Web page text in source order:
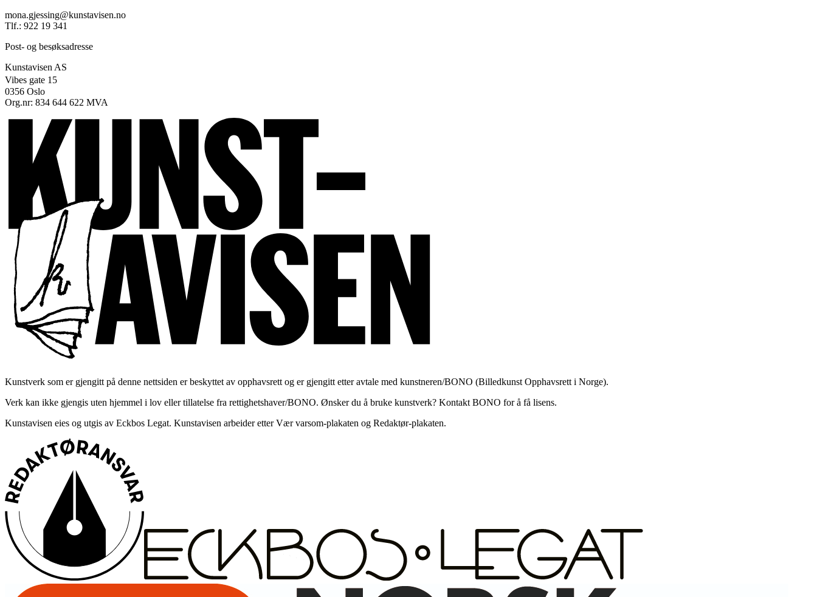
mona.gjessing@kunstavisen.no
Tlf.: 922 19 341
Post- og besøksadresse
Kunstavisen AS
Vibes gate 15
0356 Oslo
Org.nr: 834 644 622 MVA
Kunstverk som er gjengitt på denne nettsiden er beskyttet av opphavsrett og er gjengitt etter avtale med kunstneren/BONO (Billedkunst Opphavsrett i Norge).
Verk kan ikke gjengis uten hjemmel i lov eller tillatelse fra rettighetshaver/BONO. Ønsker du å bruke kunstverk? Kontakt BONO for å få lisens.
Kunstavisen eies og utgis av Eckbos Legat. Kunstavisen arbeider etter Vær varsom-plakaten og Redaktør-plakaten.